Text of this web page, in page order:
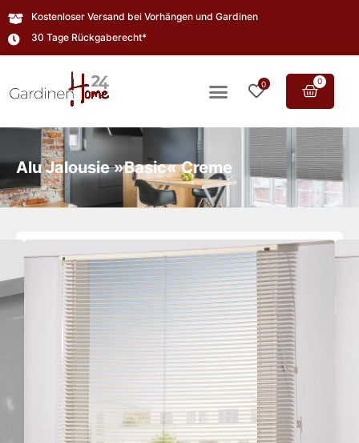
Kostenloser Versand bei Vorhängen und Gardinen
30 Tage Rückgaberecht*
0 0
Alu Jalousie »Basic« Creme